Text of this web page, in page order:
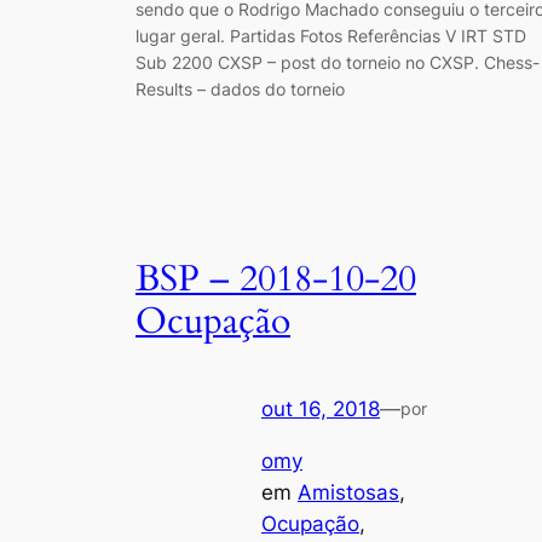
sendo que o Rodrigo Machado conseguiu o
lugar geral. Partidas Fotos Referências V IRT STD
Sub 2200 CXSP – post do torneio no CXSP. Chess-
Results – dados do torneio
BSP – 2018-10-20
Ocupação
out 16, 2018—por
omy
em Amistosas
Ocupação